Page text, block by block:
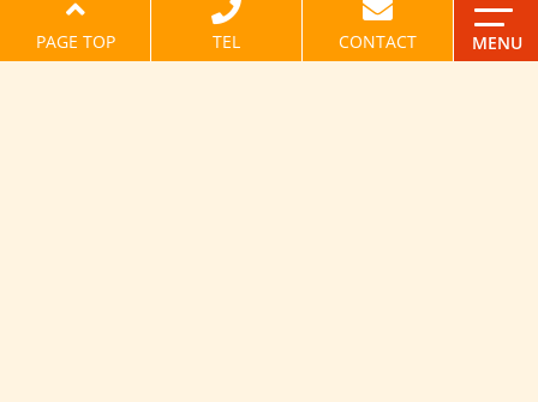
MENU
PAGE TOP TEL CONTACT